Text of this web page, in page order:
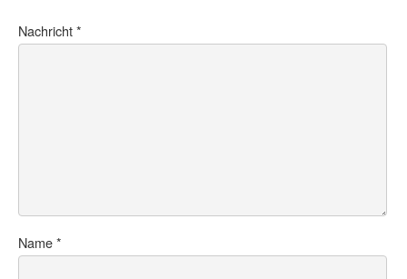
Nachricht*
Name*